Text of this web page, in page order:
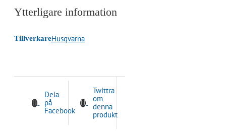
Ytterligare information
TillverkareHusqvarna
Dela
på
Facebook
Twittra
om
denna
produkt